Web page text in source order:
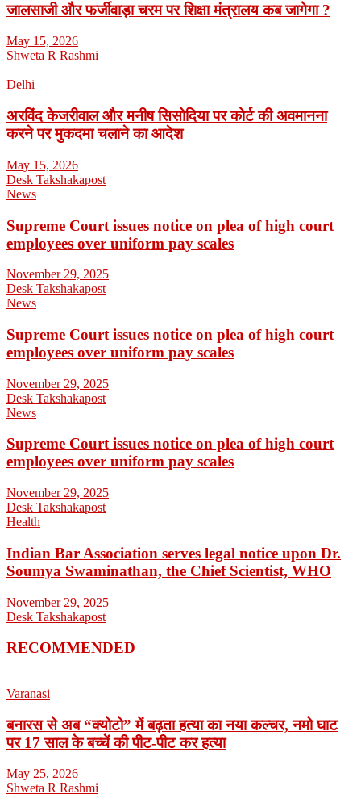
जालसाजी और फर्जीवाड़ा चरम पर शिक्षा मंत्रालय कब जागेगा ?
May 15, 2026
Shweta R Rashmi
Delhi
अरविंद केजरीवाल और मनीष सिसोदिया पर कोर्ट की अवमानना
करने पर मुकदमा चलाने का आदेश
May 15, 2026
Desk Takshakapost
News
Supreme Court issues notice on plea of high court
employees over uniform pay scales
November 29, 2025
Desk Takshakapost
News
Supreme Court issues notice on plea of high court
employees over uniform pay scales
November 29, 2025
Desk Takshakapost
News
Supreme Court issues notice on plea of high court
employees over uniform pay scales
November 29, 2025
Desk Takshakapost
Health
Indian Bar Association serves legal notice upon Dr.
Soumya Swaminathan, the Chief Scientist, WHO
November 29, 2025
Desk Takshakapost
RECOMMENDED
Varanasi
बनारस से अब “क्योटो” में बढ़ता हत्या का नया कल्चर, नमो घाट
पर 17 साल के बच्चें की पीट-पीट कर हत्या
May 25, 2026
Shweta R Rashmi